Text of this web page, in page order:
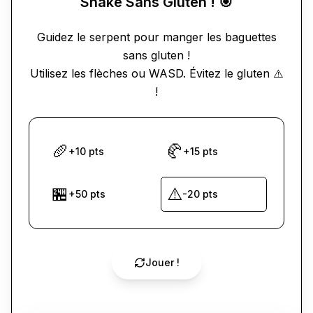
Guidez le serpent pour manger les baguettes
sans gluten !
Utilisez les flèches ou WASD. Évitez le gluten ⚠️
!
🥖 +10 pts 🥐 +15 pts
🏪 +50 pts ⚠️-20 pts
Jouer !